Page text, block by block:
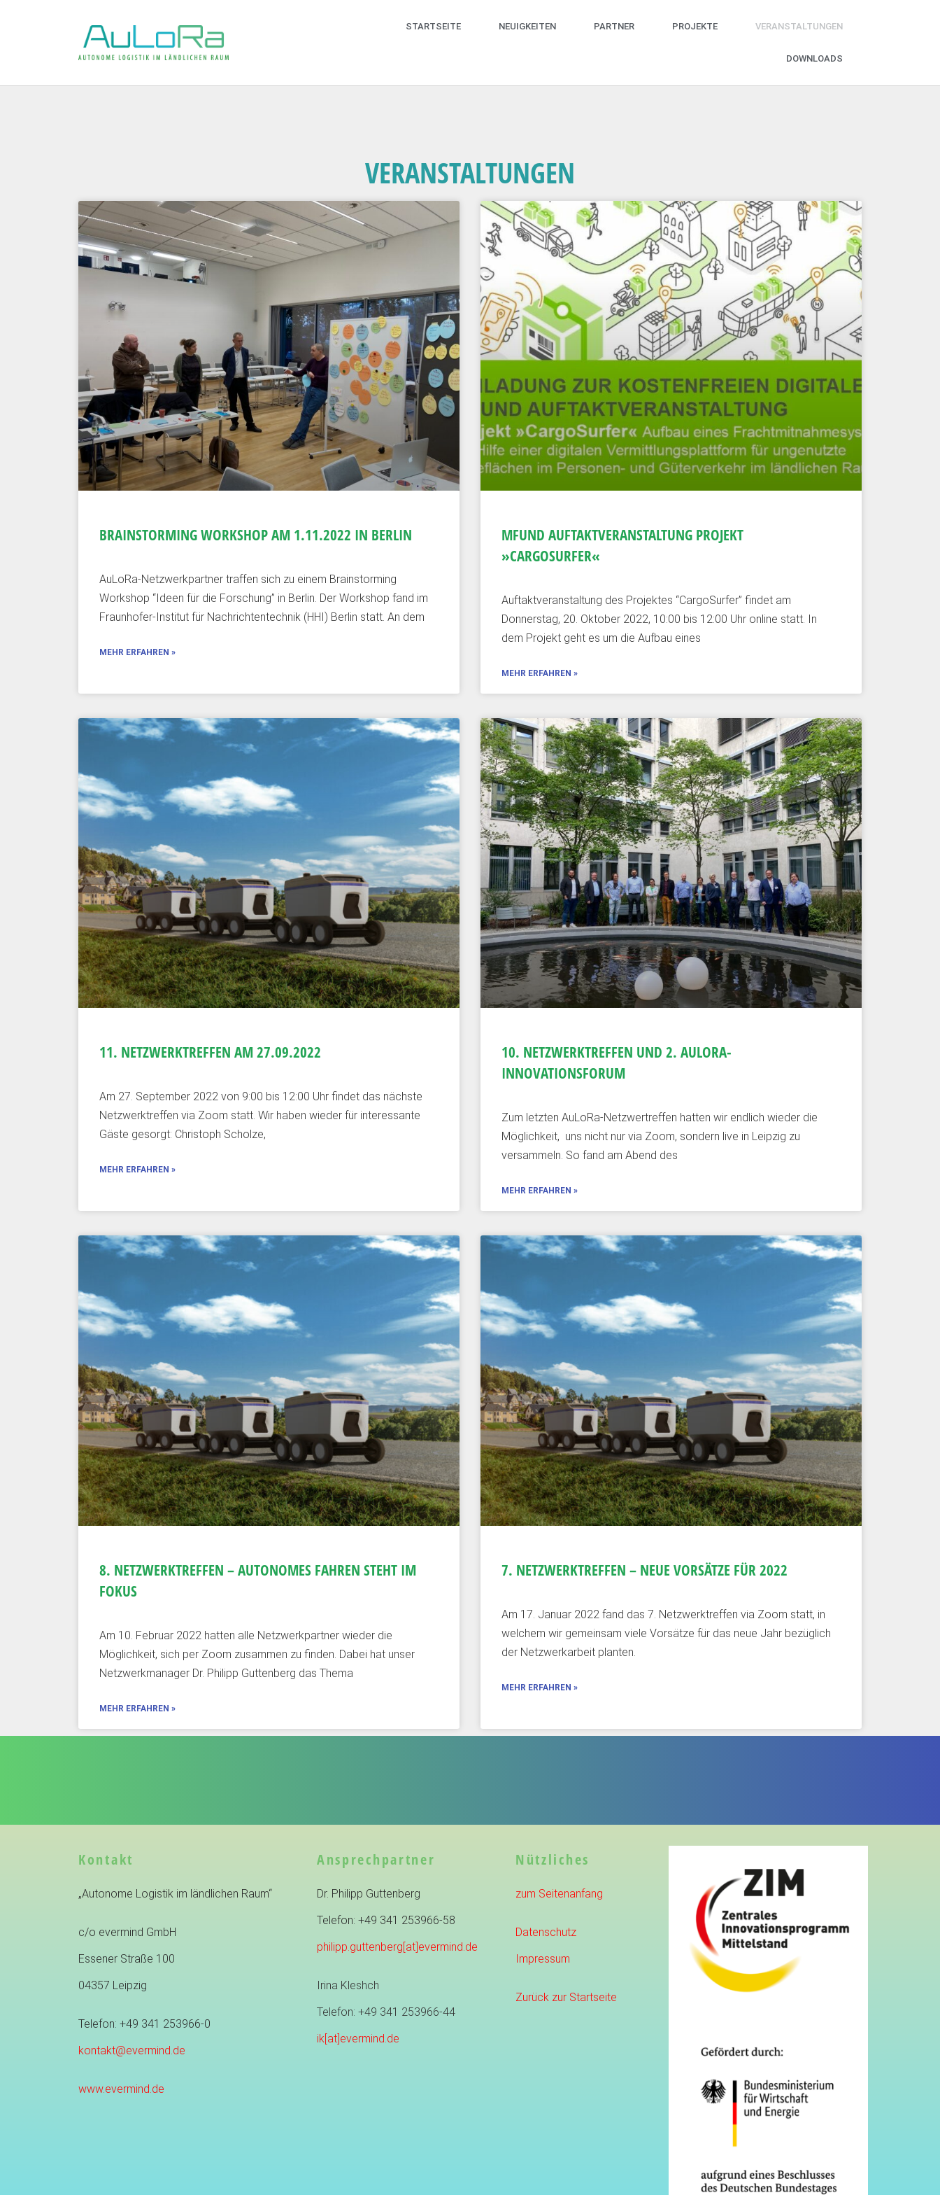
STARTSEITE NEUIGKEITEN PARTNER PROJEKTE VERANSTALTUNGEN
DOWNLOADS
VERANSTALTUNGEN
BRAINSTORMING WORKSHOP AM 1.11.2022 IN BERLIN
AuLoRa-Netzwerkpartner traffen sich zu einem Brainstorming
Workshop “Ideen für die Forschung” in Berlin. Der Workshop fand im
Fraunhofer-Institut für Nachrichtentechnik (HHI) Berlin statt. An dem
MEHR ERFAHREN »
MFUND AUFTAKTVERANSTALTUNG PROJEKT
»CARGOSURFER«
Auftaktveranstaltung des Projektes “CargoSurfer” findet am
Donnerstag, 20. Oktober 2022, 10:00 bis 12:00 Uhr online statt. In
dem Projekt geht es um die Aufbau eines
MEHR ERFAHREN »
11. NETZWERKTREFFEN AM 27.09.2022
Am 27. September 2022 von 9:00 bis 12:00 Uhr findet das nächste
Netzwerktreffen via Zoom statt. Wir haben wieder für interessante
Gäste gesorgt: Christoph Scholze,
MEHR ERFAHREN »
10. NETZWERKTREFFEN UND 2. AULORA-
INNOVATIONSFORUM
Zum letzten AuLoRa-Netzwertreffen hatten wir endlich wieder die
Möglichkeit, uns nicht nur via Zoom, sondern live in Leipzig zu
versammeln. So fand am Abend des
MEHR ERFAHREN »
8. NETZWERKTREFFEN – AUTONOMES FAHREN STEHT IM
FOKUS
Am 10. Februar 2022 hatten alle Netzwerkpartner wieder die
Möglichkeit, sich per Zoom zusammen zu finden. Dabei hat unser
Netzwerkmanager Dr. Philipp Guttenberg das Thema
MEHR ERFAHREN »
7. NETZWERKTREFFEN – NEUE VORSÄTZE FÜR 2022
Am 17. Januar 2022 fand das 7. Netzwerktreffen via Zoom statt, in
welchem wir gemeinsam viele Vorsätze für das neue Jahr bezüglich
der Netzwerkarbeit planten.
MEHR ERFAHREN »
Kontakt
„Autonome Logistik im ländlichen Raum“
c/o evermind GmbH
Essener Straße 100
04357 Leipzig
Telefon: +49 341 253966-0
kontakt@evermind.de
www.evermind.de
Ansprechpartner
Dr. Philipp Guttenberg
Telefon: +49 341 253966-58
philipp.guttenberg[at]evermind.de
Irina Kleshch
Telefon: +49 341 253966-44
ik[at]evermind.de
Nützliches
zum Seitenanfang
Datenschutz
Impressum
Zurück zur Startseite